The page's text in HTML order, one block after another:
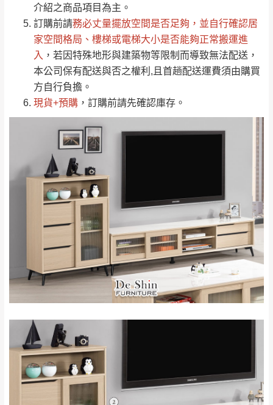
介紹之商品項目為主。
訂購前請務必丈量擺放空間是否足夠 ，並自行確認居
家空間格局、 樓梯或電梯大小是否能夠正常搬運進
入 ，若因特殊地形與建築物等限制而導致無法配送，
本公司保有配送與否之權利,且首趟配送運費須由購買
方自行負擔。
現貨+預購 ，訂購前請先確認庫存。
免 運
費
＊A108產品另收運費
新竹
峨眉鄉、五峰鄉、
橫山、北埔鄉、尖
石鄉、寶山鄉山
區、新埔山區、芎
台北 無
新北
雙溪、貢寮、烏
石門、林口 下福
里、新店山區、三
峽山區、石碇、坪
林、福隆、淡水山
區、北投湖山路、
深坑山區
基隆
$ 9,000以上：免
$ 9,000以上：免
卓蘭鎮、三灣、通
霄山區、西湖、泰
接單後二日內(不含例假日)，我們客服會與您
電話聯絡或E-Mail通知確認訂單。
（線上客
服 LINE → @dershin）
下單前先詢問是否現貨 ，若未詢問下單後無
現貨我們客服會再來電或E-Mail與您聯絡
（洽詢方式請搜尋 Line ID →
地區恕無法提供運送 (詳見運送規章)。
配送範圍：
苗栗至基隆；其它地區暫不開放，如因特殊
地型限制(山區、鄉、鎮、村)、樓梯太小、無
法搬運上樓等因素，導致無法配送，本公司
保有出貨的權利。
保護物流人員的工作安全，賣家無提供吊掛
服務，若需以吊車或其他的吊掛方式吊運，
費用將由買方自行支付。
因大型傢俱有組裝、配送的問題，並非一般
快速到貨商品，無法指定特定時間送達，司
機當天到貨前皆會再與您通知，讓你不用整
天在家等貨，以節省您的寶貴時間。
由於百貨公司配送較為不易，故暫無法配送
至百貨公司內部。